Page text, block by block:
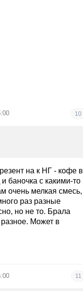
10
на к НГ - кофе в
баночка с какими-то
очень мелкая смесь,
раз разные
но не то. Брала
разное. Может в
11